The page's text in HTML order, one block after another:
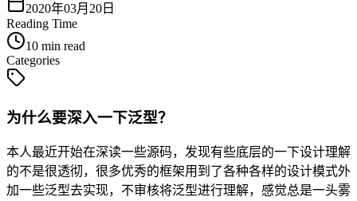
2020年03月20日
Reading Time
10 min read
Categories
为什么要深入一下泛型？
本人最近开始在深读一些源码，发现有些底层的一下设计理解
的不是很透彻，很多优秀的框架用到了各种各样的设计模式外
加一些泛型去实现，不审核将泛型进行理解，感觉总是一头雾